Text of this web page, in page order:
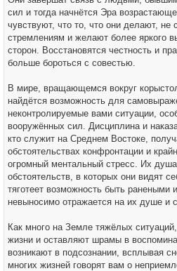
сил и тогда начнётся Эра
чувствуют, что то, что они делают, не
стремлениям и желают более яркого
сторон. Восстановятся честность и
больше бороться с совестью.
В мире, вращающемся вокруг
найдётся возможность для
неконтролируемые вами ситуации,
вооружённых сил. Дисциплина и
кто служит на Среднем Востоке,
обстоятельствах конфронтации и
огромный ментальный стресс. Их
обстоятельств, в которых они видят
тяготеет возможность быть ранеными
невыносимо отражается на их душе и
Как много на Земле тяжёлых
жизни и оставляют шрамы в
возникают в подсознании, всплывая
многих жизней говорят вам о